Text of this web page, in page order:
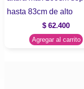
hasta 83cm de alto
$ 62.400
Agregar al carrito